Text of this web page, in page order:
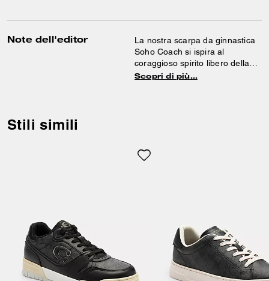
Note dell'editor
La nostra scarpa da ginnastica
Soho Coach si ispira al
coraggioso spirito libero della
nostra città natale di New York
contenuto a base biologica,
Manhattan.
Scopri di più…
Stili simili